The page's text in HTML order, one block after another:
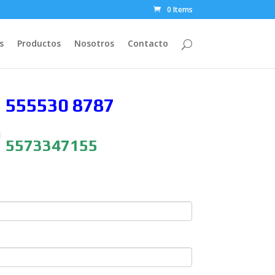
0 Items
Productos Nosotros Contacto
555530 8787
5573347155